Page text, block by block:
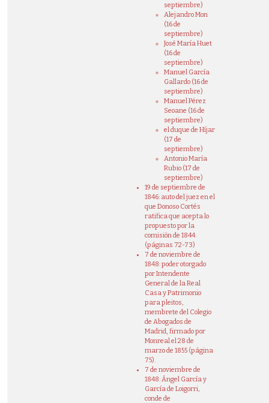
septiembre)
Alejandro Mon
(16 de
septiembre)
José María Huet
(16 de
septiembre)
Manuel García
Gallardo (16 de
septiembre)
Manuel Pérez
Seoane (16 de
septiembre)
el duque de Híjar
(17 de
septiembre)
Antonio María
Rubio (17 de
septiembre)
19 de septiembre de
1846: auto del juez en el
que Donoso Cortés
ratifica que acepta lo
propuesto por la
comisión de 1844.
(páginas 72-73)
7 de noviembre de
1848: poder otorgado
por Intendente
General de la Real
Casa y Patrimonio
para pleitos,
membrete del Colegio
de Abogados de
Madrid, firmado por
Monreal el 28 de
marzo de 1855 (página
75).
7 de noviembre de
1848: Ángel García y
García de Loigorri,
conde de